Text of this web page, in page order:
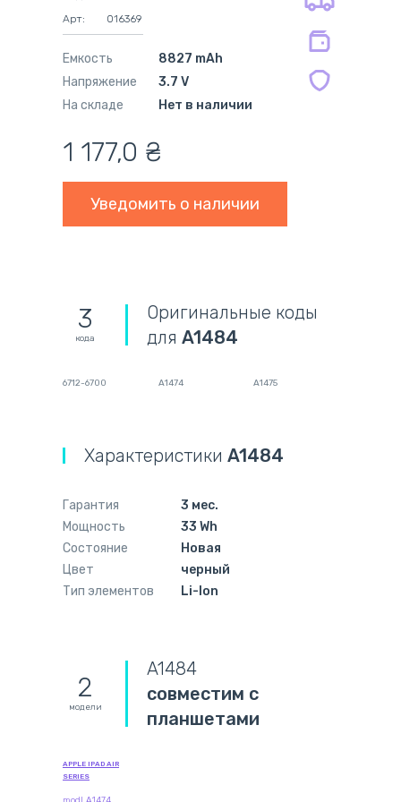
Арт:
016369
Емкость
8827 mAh
Напряжение
3.7 V
На складе
Нет в наличии
1 177,0 ₴
Уведомить о наличии
мес.
3
кода
Оригинальные коды
для A1484
6712-6700 A1474 A1475
Характеристики A1484
Гарантия
3 мес.
Мощность
33 Wh
Состояние
Новая
Цвет
черный
Тип элементов
Li-Ion
2
модели
A1484
совместим с
планшетами
APPLE IPAD AIR
SERIES